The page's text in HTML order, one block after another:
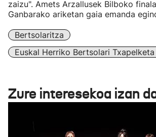
zaizu". Amets Arzallusek Bilboko
Ganbarako ariketan gaia emanda
Bertsolaritza
Euskal Herriko Bertsolari Txapelketa
Zure interesekoa izan